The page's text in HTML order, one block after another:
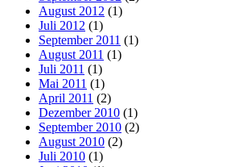
August 2012 (1)
Juli 2012 (1)
September 2011 (1)
August 2011 (1)
Juli 2011 (1)
Mai 2011 (1)
April 2011 (2)
Dezember 2010 (1)
September 2010 (2)
August 2010 (2)
Juli 2010 (1)